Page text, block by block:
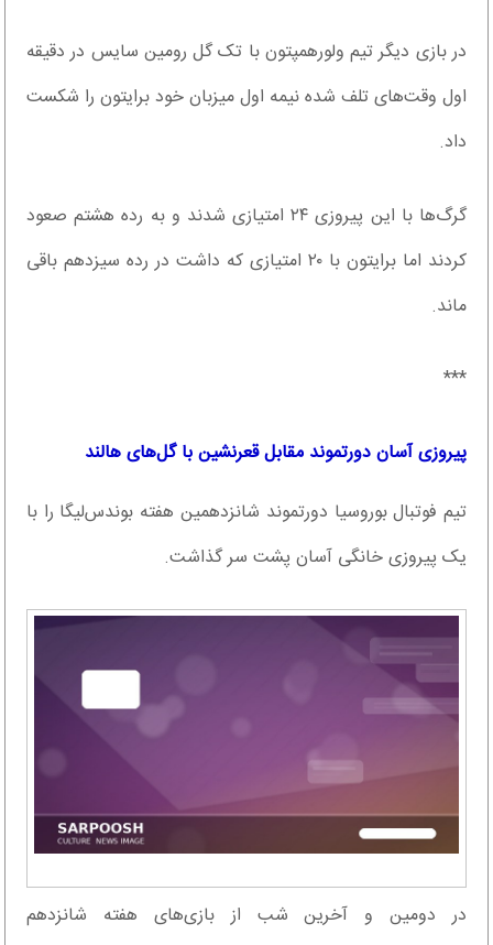
در بازی دیگر تیم ولورهمپتون با تک گل رومین سایس در دقیقه
اول وقت‌های تلف شده نیمه اول میزبان خود برایتون را شکست
داد.
گرگ‌ها با این پیروزی ۲۴ امتیازی شدند و به رده هشتم صعود
کردند اما برایتون با ۲۰ امتیازی که داشت در رده سیزدهم باقی
ماند.
***
پیروزی آسان دورتموند مقابل قعرنشین با گل‌های هالند
تیم فوتبال بوروسیا دورتموند شانزدهمین هفته بوندس‌لیگا را با
یک پیروزی خانگی آسان پشت سر گذاشت.
در دومین و آخرین شب از بازی‌های هفته شانزدهم